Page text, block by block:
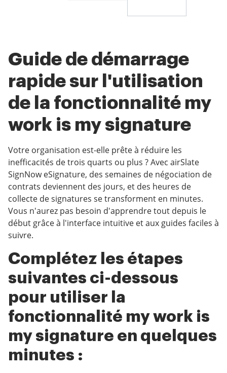
Guide de démarrage
rapide sur l'utilisation
de la fonctionnalité my
work is my signature
Votre organisation est-elle prête à réduire les
inefficacités de trois quarts ou plus ? Avec airSlate
SignNow eSignature, des semaines de négociation de
contrats deviennent des jours, et des heures de
collecte de signatures se transforment en minutes.
Vous n'aurez pas besoin d'apprendre tout depuis le
début grâce à l'interface intuitive et aux guides faciles à
suivre.
Complétez les étapes
suivantes ci-dessous
pour utiliser la
fonctionnalité my work is
my signature en quelques
minutes :